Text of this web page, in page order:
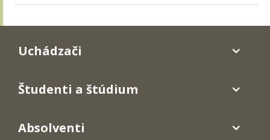
Uchádzači
Študenti a štúdium
Absolventi